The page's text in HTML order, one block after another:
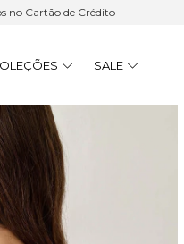
no Cartão de Crédito
SALE